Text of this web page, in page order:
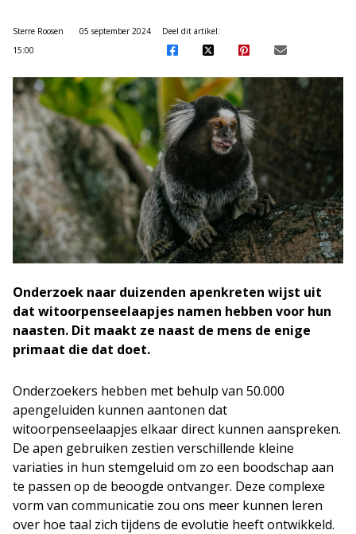
Sterre Roosen
05 september 2024
15:00
Deel dit artikel:
Onderzoek naar duizenden apenkreten wijst uit
dat witoorpenseelaapjes namen hebben voor hun
naasten. Dit maakt ze naast de mens de enige
primaat die dat doet.
Onderzoekers hebben met behulp van 50.000
apengeluiden kunnen aantonen dat
witoorpenseelaapjes elkaar direct kunnen aanspreken.
De apen gebruiken zestien verschillende kleine
variaties in hun stemgeluid om zo een boodschap aan
te passen op de beoogde ontvanger. Deze complexe
vorm van communicatie zou ons meer kunnen leren
over hoe taal zich tijdens de evolutie heeft ontwikkeld.